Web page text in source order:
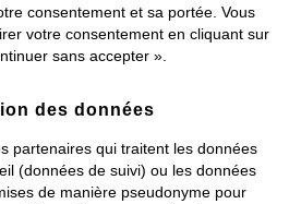
consentement et sa portée. Vous
votre consentement en cliquant sur
sans accepter ».
des données
partenaires qui traitent les données
(données de suivi) ou les données
de manière pseudonyme pour